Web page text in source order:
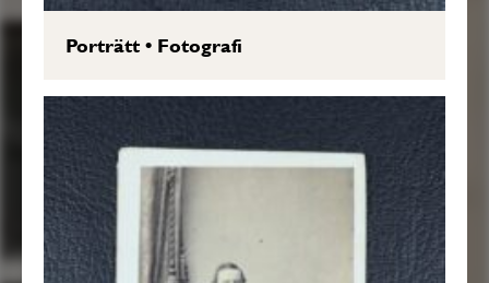
Porträtt• Fotografi